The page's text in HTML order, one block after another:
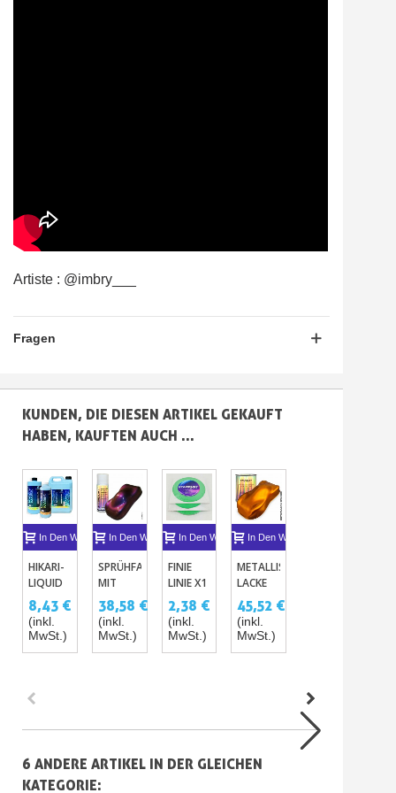
Artiste : @imbry___
Fragen
KUNDEN, DIE DIESEN ARTIKEL GEKAUFT
HABEN, KAUFTEN AUCH ...
In Den Warenkorb
HIKARI-
LIQUID
MASK
FÜR RC-
MODELLBAU
MASKIERUNG.
8,43 €
(inkl.
MwSt.)
In Den Warenkorb
SPRÜHFARBE
MIT
CHAMÄLEON
EFFEKT
400 ML
38,58 €
(inkl.
MwSt.)
In Den Warenkorb
FINIE
LINIE X1
2,38 €
(inkl.
MwSt.)
In Den Warenkorb
METALLISIERTE
LACKE
500ML /
1L
VERGOLDET
45,52 €
(inkl.
MwSt.)
6 ANDERE ARTIKEL IN DER GLEICHEN
KATEGORIE: